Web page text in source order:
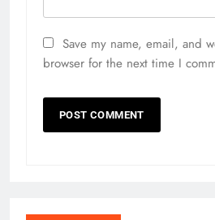
Save my name, email, and
browser for the next time I